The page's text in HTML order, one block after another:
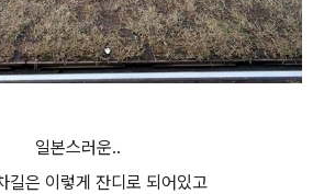
일본스러운..
길은 이렇게 잔디로 되어있고